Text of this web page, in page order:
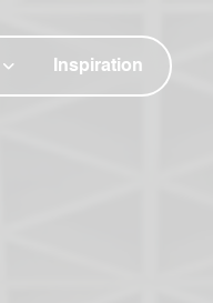
Inspiration